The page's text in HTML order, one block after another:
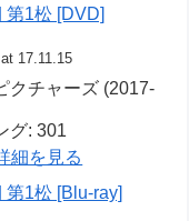
第1松 [DVD]
at 17.11.15
クチャーズ (2017-
グ: 301
細を見る
第1松 [Blu-ray]